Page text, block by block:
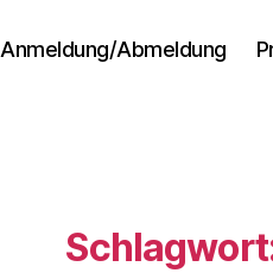
Anmeldung/Abmeldung